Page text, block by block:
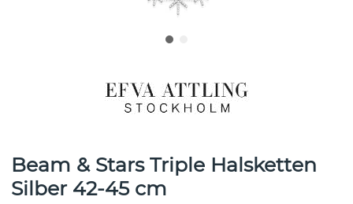
Beam & Stars Triple Halsketten
Silber 42-45 cm